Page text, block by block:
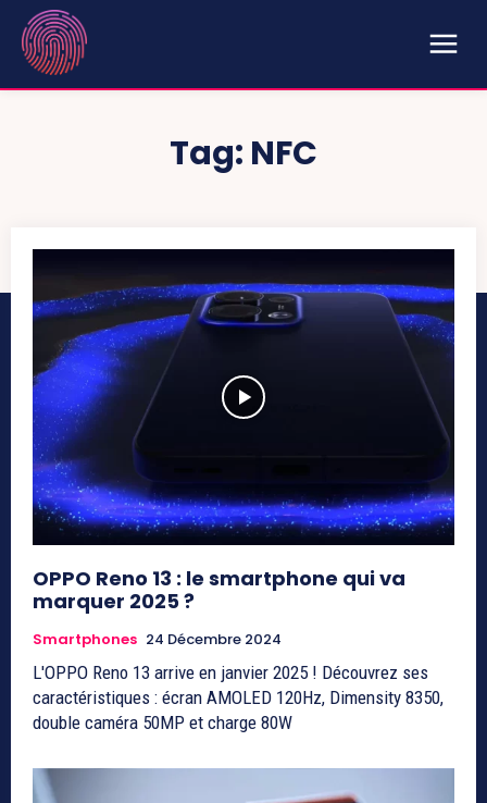
Tag: NFC
OPPO Reno 13 : le smartphone qui va
marquer 2025 ?
Smartphones 24 Décembre 2024
L'OPPO Reno 13 arrive en janvier 2025 ! Découvrez ses
caractéristiques : écran AMOLED 120Hz, Dimensity 8350,
double caméra 50MP et charge 80W